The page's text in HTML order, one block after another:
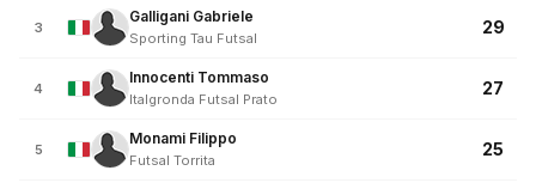
3
Galligani Gabriele
Sporting Tau Futsal
29
4
Innocenti Tommaso
Italgronda Futsal Prato
27
5
Monami Filippo
Futsal Torrita
25